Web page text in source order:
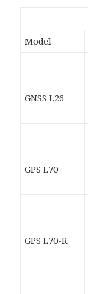
Model
GNSS L26
GPS L70
GPS L70-R